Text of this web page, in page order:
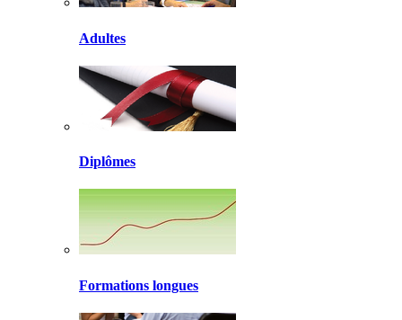
Adultes
Diplômes
Formations longues